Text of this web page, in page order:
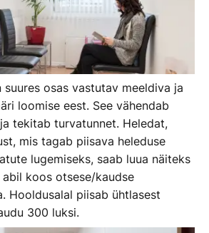
suures osas vastutav meeldiva ja
loomise eest. See vähendab
tekitab turvatunnet. Heledat,
mis tagab piisava heleduse
lugemiseks, saab luua näiteks
koos otsese/kaudse
Hooldusalal piisab ühtlasest
300 luksi.